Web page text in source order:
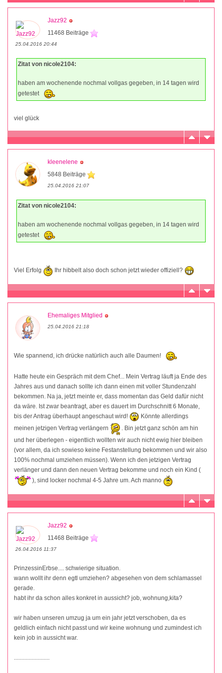
Jazz92
11468 Beiträge
25.04.2016 20:44
Zitat von nicole2104:
haben am wochenende nochmal vollgas gegeben, in 14 tagen wird
getestet
viel glück
kleenelene
5848 Beiträge
25.04.2016 21:07
Zitat von nicole2104:
haben am wochenende nochmal vollgas gegeben, in 14 tagen wird
getestet
Viel Erfolg Ihr hibbelt also doch schon jetzt wieder offiziell?
Ehemaliges Mitglied
25.04.2016 21:18
Wie spannend, ich drücke natürlich auch alle Daumen!
Hatte heute ein Gespräch mit dem Chef... Mein Vertrag läuft ja Ende des
Jahres aus und danach sollte ich dann einen mit voller Stundenzahl
bekommen. Na ja, jetzt meinte er, dass momentan das Geld dafür nicht
da wäre. Ist zwar beantragt, aber es dauert im Durchschnitt 6 Monate,
bis der Antrag überhaupt angeschaut wird!
Könnte allerdings
meinen jetzigen Vertrag verlängern
. Bin jetzt ganz schön am hin
und her überlegen - eigentlich wollten wir auch nicht ewig hier bleiben
(vor allem, da ich sowieso keine Festanstellung bekommen und wir also
100% nochmal umziehen müssen). Wenn ich den jetzigen Vertrag
verlänger und dann den neuen Vertrag bekomme und noch ein Kind (
), sind locker nochmal 4-5 Jahre um. Ach manno
Jazz92
11468 Beiträge
26.04.2016 11:37
PrinzessinErbse.... schwierige situation.
wann wollt ihr denn egtl umziehen? abgesehen von dem schlamassel
gerade.
habt ihr da schon alles konkret in aussicht? job, wohnung,kita?
wir haben unseren umzug ja um ein jahr jetzt verschoben, da es
geldlich einfach nicht passt und wir keine wohnung und zumindest ich
kein job in aussicht war.